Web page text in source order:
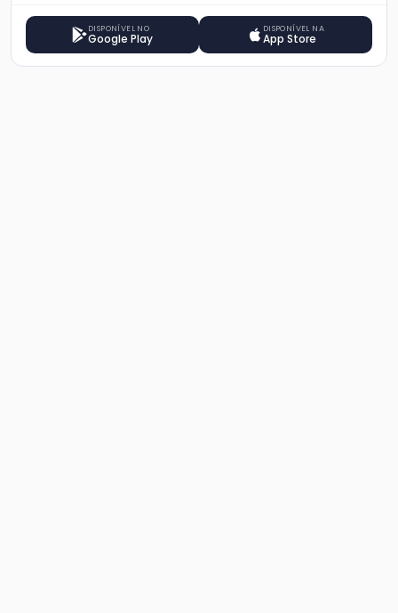
DISPONÍVEL NO
Google Play
DISPONÍVEL NA
App Store